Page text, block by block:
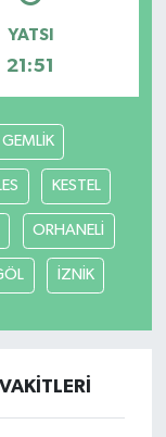
YATSI
21:51
GEMLİK
KESTEL
ORHANELİ
İZNİK